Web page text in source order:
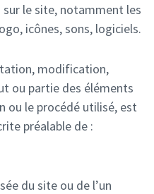
le site, notamment les
icônes, sons, logiciels.
modification,
ou partie des éléments
ou le procédé utilisé, est
préalable de :
du site ou de l’un